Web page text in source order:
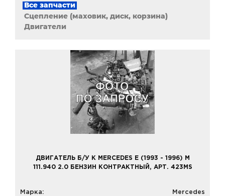
Все запчасти
Сцепление (маховик, диск, корзина)
Двигатели
ДВИГАТЕЛЬ Б/У К MERCEDES E (1993 - 1996) M
111.940 2.0 БЕНЗИН КОНТРАКТНЫЙ, АРТ. 423MS
Марка:
Mercedes